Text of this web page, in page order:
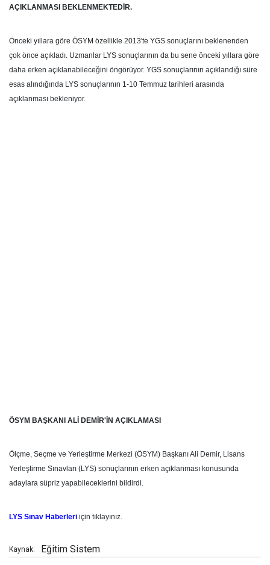
AÇIKLANMASI BEKLENMEKTEDİR.
Önceki yıllara göre ÖSYM özellikle 2013'te YGS sonuçlarını beklenenden
çok önce açıkladı. Uzmanlar LYS sonuçlarının da bu sene önceki yıllara göre
daha erken açıklanabileceğini öngörüyor. YGS sonuçlarının açıklandığı süre
esas alındığında LYS sonuçlarının 1-10 Temmuz tarihleri arasında
açıklanması bekleniyor.
ÖSYM BAŞKANI ALİ DEMİR'İN AÇIKLAMASI
Ölçme, Seçme ve Yerleştirme Merkezi (ÖSYM) Başkanı Ali Demir, Lisans
Yerleştirme Sınavları (LYS) sonuçlarının erken açıklanması konusunda
adaylara süpriz yapabileceklerini bildirdi.
LYS Sınav Haberleri için tıklayınız.
Kaynak: Eğitim Sistem